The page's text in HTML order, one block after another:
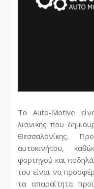
Το Auto-Motive
λιανικής που
Θεσσαλονίκης.
αυτοκινήτου,
φορτηγού και
του είναι να
τα απαραίτητα